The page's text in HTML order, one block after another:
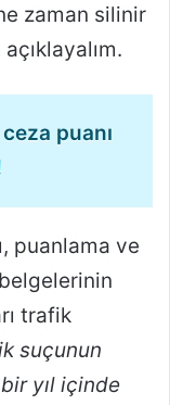
zaman silinir
puanı
puanlama ve
trafik
suçunun
yıl içinde